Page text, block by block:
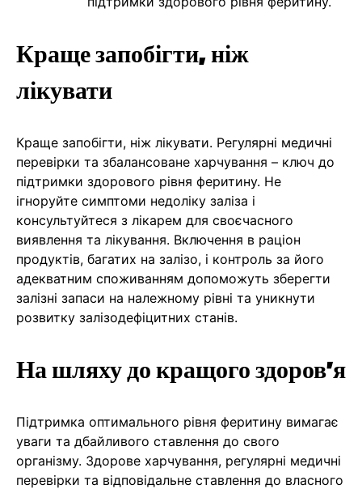
Краще запобігти, ніж
лікувати
Краще запобігти, ніж лікувати. Регулярні медичні
перевірки та збалансоване харчування – ключ до
підтримки здорового рівня феритину. Не
ігноруйте симптоми недоліку заліза і
консультуйтеся з лікарем для своєчасного
виявлення та лікування. Включення в раціон
продуктів, багатих на залізо, і контроль за його
адекватним споживанням допоможуть зберегти
залізні запаси на належному рівні та уникнути
розвитку залізодефіцитних станів.
На шляху до кращого здоров’я
Підтримка оптимального рівня феритину вимагає
уваги та дбайливого ставлення до свого
організму. Здорове харчування, регулярні медичні
перевірки та відповідальне ставлення до власного